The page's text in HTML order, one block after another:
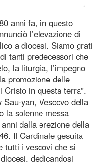
anni fa, in questo
l’elevazione di
a diocesi. Siamo grati
tanti predecessori che
la liturgia, l’impegno
promozione delle
Cristo in questa terra”.
yan, Vescovo della
la solenne messa
dalla erezione della
Il Cardinale gesuita
tutti i vescovi che si
dedicandosi